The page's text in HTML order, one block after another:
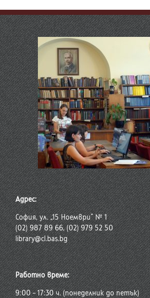
Адрес:
София, ул. „15 Ноември“ № 1
(02) 987 89 66, (02) 979 52 50
library@cl.bas.bg
Работно време:
9:00 – 17:30 ч. (понеделник до петък)